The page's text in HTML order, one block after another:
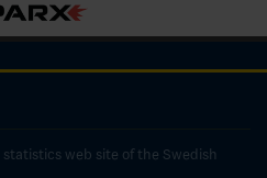
web site of the Swedish